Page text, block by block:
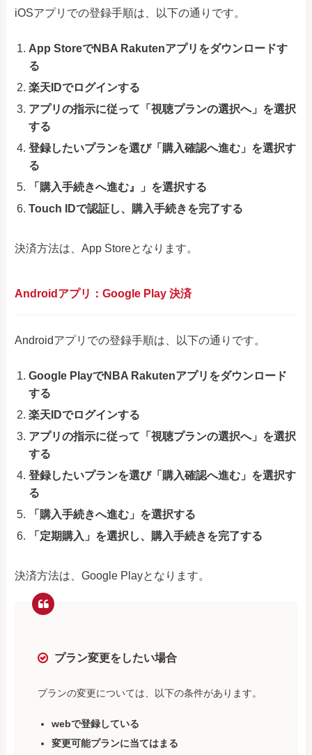
iOSアプリでの登録手順は、以下の通りです。
App StoreでNBA Rakutenアプリをダウンロードす
る
楽天IDでログインする
アプリの指示に従って「視聴プランの選択へ」を選択
する
登録したいプランを選び「購入確認へ進む」を選択す
る
「購入手続きへ進む』」を選択する
Touch IDで認証し、購入手続きを完了する
決済方法は、App Storeとなります。
Androidアプリ：Google Play 決済
Androidアプリでの登録手順は、以下の通りです。
Google PlayでNBA Rakutenアプリをダウンロード
する
楽天IDでログインする
アプリの指示に従って「視聴プランの選択へ」を選択
する
登録したいプランを選び「購入確認へ進む」を選択す
る
「購入手続きへ進む」を選択する
「定期購入」を選択し、購入手続きを完了する
決済方法は、Google Playとなります。
プラン変更をしたい場合
プランの変更については、以下の条件があります。
webで登録している
変更可能プランに当てはまる